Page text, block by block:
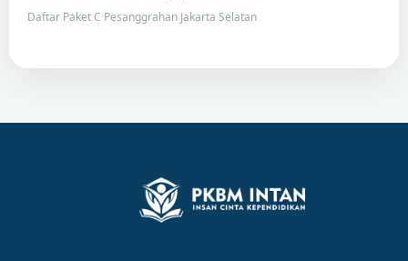
Daftar Paket C Pesanggrahan Jakarta Selatan